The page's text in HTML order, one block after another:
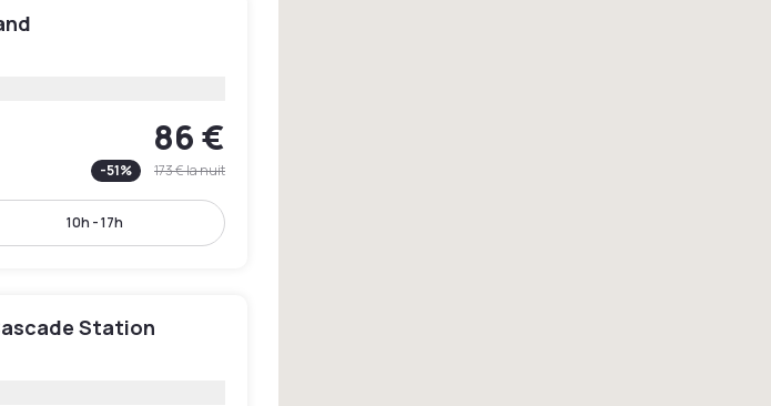
86 €
-51% 173 €la nuit
10h - 17h
Station